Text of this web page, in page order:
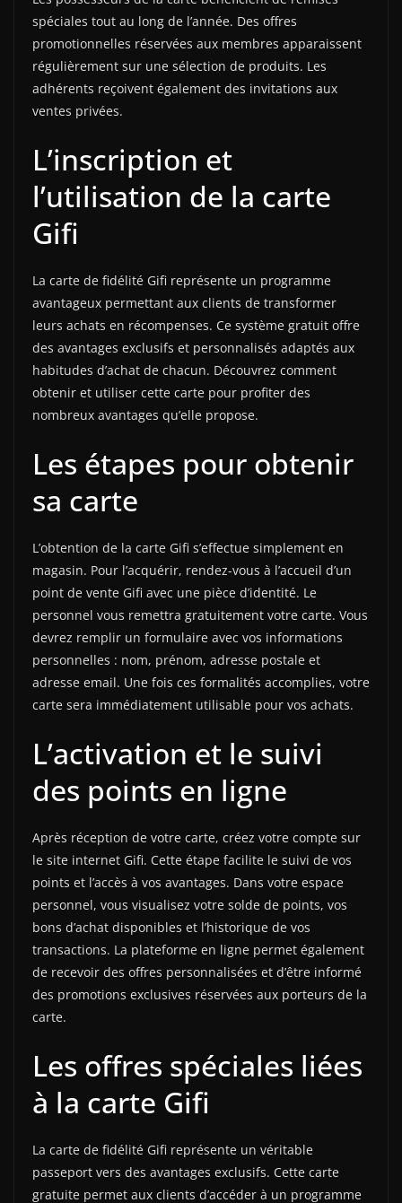
spéciales tout au long de l’année. Des offres
promotionnelles réservées aux membres apparaissent
régulièrement sur une sélection de produits. Les
adhérents reçoivent également des invitations aux
ventes privées.
L’inscription et
l’utilisation de la carte
Gifi
La carte de fidélité Gifi représente un programme
avantageux permettant aux clients de transformer
leurs achats en récompenses. Ce système gratuit offre
des avantages exclusifs et personnalisés adaptés aux
habitudes d’achat de chacun. Découvrez comment
obtenir et utiliser cette carte pour profiter des
nombreux avantages qu’elle propose.
Les étapes pour obtenir
sa carte
L’obtention de la carte Gifi s’effectue simplement en
magasin. Pour l’acquérir, rendez-vous à l’accueil d’un
point de vente Gifi avec une pièce d’identité. Le
personnel vous remettra gratuitement votre carte. Vous
devrez remplir un formulaire avec vos informations
personnelles : nom, prénom, adresse postale et
adresse email. Une fois ces formalités accomplies, votre
carte sera immédiatement utilisable pour vos achats.
L’activation et le suivi
des points en ligne
Après réception de votre carte, créez votre compte sur
le site internet Gifi. Cette étape facilite le suivi de vos
points et l’accès à vos avantages. Dans votre espace
personnel, vous visualisez votre solde de points, vos
bons d’achat disponibles et l’historique de vos
transactions. La plateforme en ligne permet également
de recevoir des offres personnalisées et d’être informé
des promotions exclusives réservées aux porteurs de la
carte.
Les offres spéciales liées
à la carte Gifi
La carte de fidélité Gifi représente un véritable
passeport vers des avantages exclusifs. Cette carte
gratuite permet aux clients d’accéder à un programme